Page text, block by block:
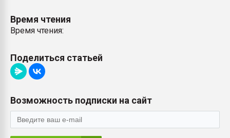
Время чтения
Время чтения:
Поделиться статьей
Возможность подписки на сайт